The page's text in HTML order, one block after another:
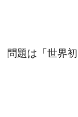
問題は「世界